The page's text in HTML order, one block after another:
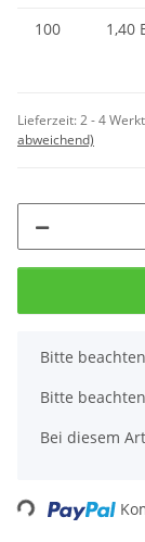
100
1,40
Lieferzeit:2 - 4
abweichend)
x
Bitte
Bitte
Bei diesem